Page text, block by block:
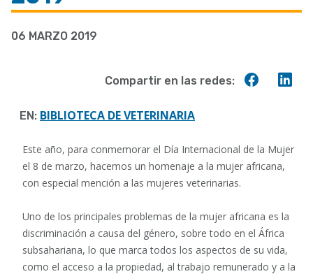
navegación
06 MARZO 2019
Compartir en las redes:
EN: BIBLIOTECA DE VETERINARIA
Este año, para conmemorar el Día Internacional de la Mujer
el 8 de marzo, hacemos un homenaje a la mujer africana,
con especial mención a las mujeres veterinarias.
Uno de los principales problemas de la mujer africana es la
discriminación a causa del género, sobre todo en el África
subsahariana, lo que marca todos los aspectos de su vida,
como el acceso a la propiedad, al trabajo remunerado y a la